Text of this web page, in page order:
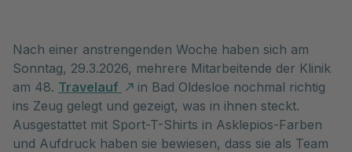
Nach einer anstrengenden Woche haben sich am
Sonntag, 29.3.2026, mehrere Mitarbeitende der Klinik
am 48. Travelauf
in Bad Oldesloe nochmal richtig
ins Zeug gelegt und gezeigt, was in ihnen steckt.
Ausgestattet mit Sport-T-Shirts in Asklepios-Farben
und Aufdruck haben sie bewiesen, dass sie als Team